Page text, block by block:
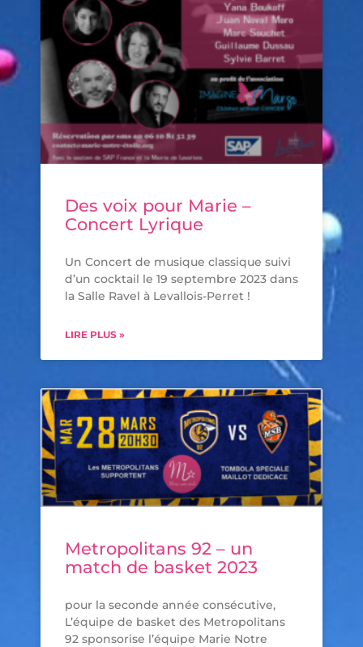
Des voix pour Marie –
Concert Lyrique
Un Concert de musique classique suivi
d’un cocktail le 19 septembre 2023 dans
la Salle Ravel à Levallois-Perret !
LIRE PLUS »
Metropolitans 92 – un
match de basket 2023
pour la seconde année consécutive,
L’équipe de basket des Metropolitans
92 sponsorise l’équipe Marie Notre